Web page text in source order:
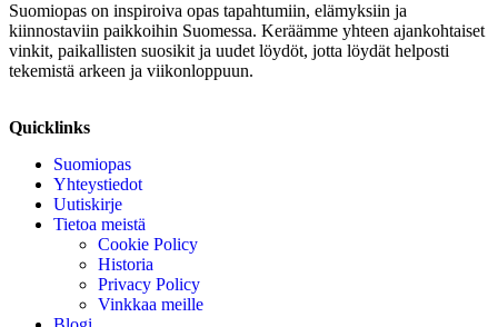
Suomiopas on inspiroiva opas tapahtumiin, elämyksiin ja
kiinnostaviin paikkoihin Suomessa. Keräämme yhteen ajankohtaiset
vinkit, paikallisten suosikit ja uudet löydöt, jotta löydät helposti
tekemistä arkeen ja viikonloppuun.
Quicklinks
Suomiopas
Yhteystiedot
Uutiskirje
Tietoa meistä
Cookie Policy
Historia
Privacy Policy
Vinkkaa meille